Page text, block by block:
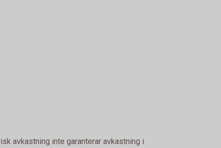
avkastning inte garanterar avkastning i